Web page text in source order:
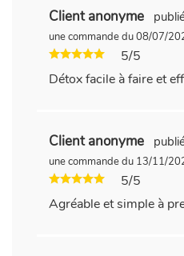
Client anonyme
une commande du 08/07/
5/5
Détox facile à faire et
Client anonyme
une commande du 13/11/
5/5
Agréable et simple à